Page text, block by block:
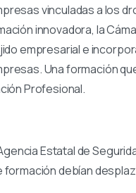
vinculadas a los
innovadora, la
empresarial e
Una formación
Profesional.
Estatal de
debían